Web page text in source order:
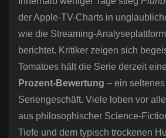
der Apple-TV-Charts in
wie die Streaming-Analyseplattform
berichtet. Kritiker zeigen sich
Tomatoes hält die Serie derzeit
Prozent-Bewertung – ein
Seriengeschäft. Viele loben vor
aus philosophischer Science-
Tiefe und dem typisch trockenen